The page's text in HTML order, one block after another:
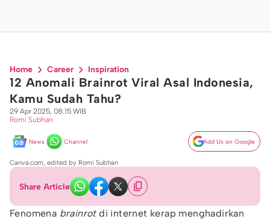
Home Career Inspiration
12 Anomali Brainrot Viral Asal Indonesia,
Kamu Sudah Tahu?
29 Apr 2025, 08:15 WIB
Romi Subhan
News Channel Add Us on Google
Canva.com, edited by Romi Subhan
Share Article
Fenomena brainrotdi internet kerap menghadirkan